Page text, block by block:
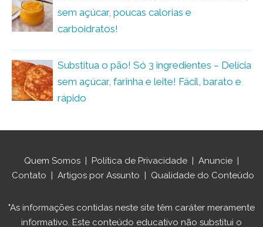
sem açúcar, poucas calorias e
carboidratos!
Substitua o pão! Só 3 ingredientes – Delícia
sem açúcar, farinha e leite! Fácil, barato e
rápido
Quem Somos | Política de Privacidade | Anuncie |
Contato | Artigos por Assunto | Qualidade do Conteúdo
"As informações contidas neste site têm caráter meramente
informativo. Este conteúdo educativo não substitui o